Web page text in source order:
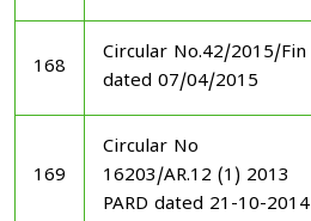
168
Circular No.42/2015/Fin
dated 07/04/2015
169
Circular No
16203/AR.12 (1) 2013
PARD dated 21-10-2014